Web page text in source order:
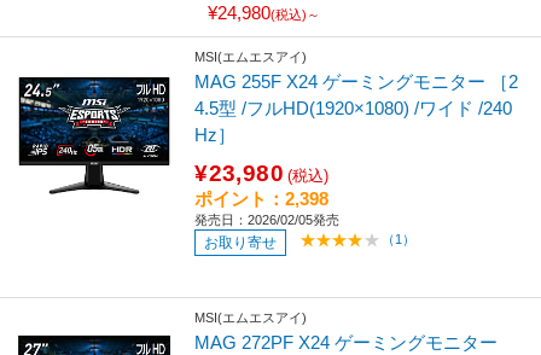
¥24,980(税込)～
MSI(エムエスアイ)
MAG 255F X24 ゲーミングモニター ［2
4.5型 /フルHD(1920×1080) /ワイド /240
Hz］
¥23,980 (税込)
ポイント：2,398
発売日：2026/02/05発売
お取り寄せ （1）
MSI(エムエスアイ)
MAG 272PF X24 ゲーミングモニター